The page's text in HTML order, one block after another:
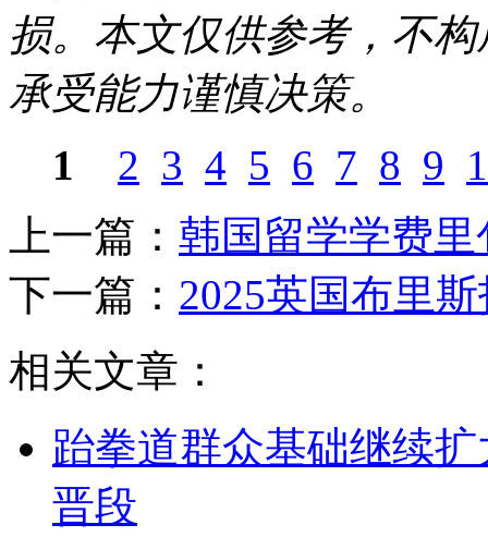
损。本文仅供参考，不
承受能力谨慎决策。
1
2 3 4 5 6 7 8 9
上一篇： 韩国留学学费
下一篇： 2025英国布里
相关文章：
跆拳道群众基础继续
晋段